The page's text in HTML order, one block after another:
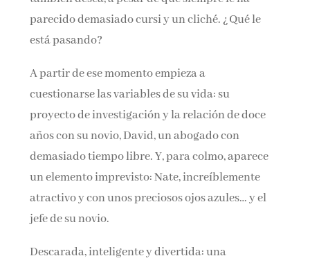
parecido demasiado cursi y un cliché. ¿Qué le
está pasando?
A partir de ese momento empieza a
cuestionarse las variables de su vida: su
proyecto de investigación y la relación de doce
años con su novio, David, un abogado con
demasiado tiempo libre. Y, para colmo, aparece
un elemento imprevisto: Nate, increíblemente
atractivo y con unos preciosos ojos azules… y el
jefe de su novio.
Descarada, inteligente y divertida: una